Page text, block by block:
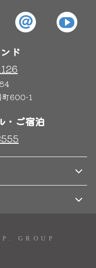
グルメ
ド
町600-1
・ご宿泊
GROUP